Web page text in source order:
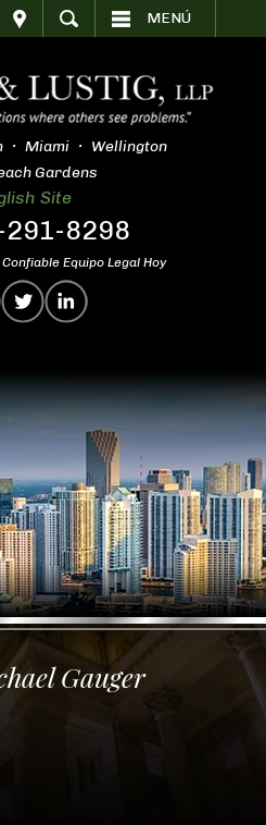
MENÚ
Miami
Wellington
Gardens
Site
291-8298
Equipo Legal Hoy
Gauger